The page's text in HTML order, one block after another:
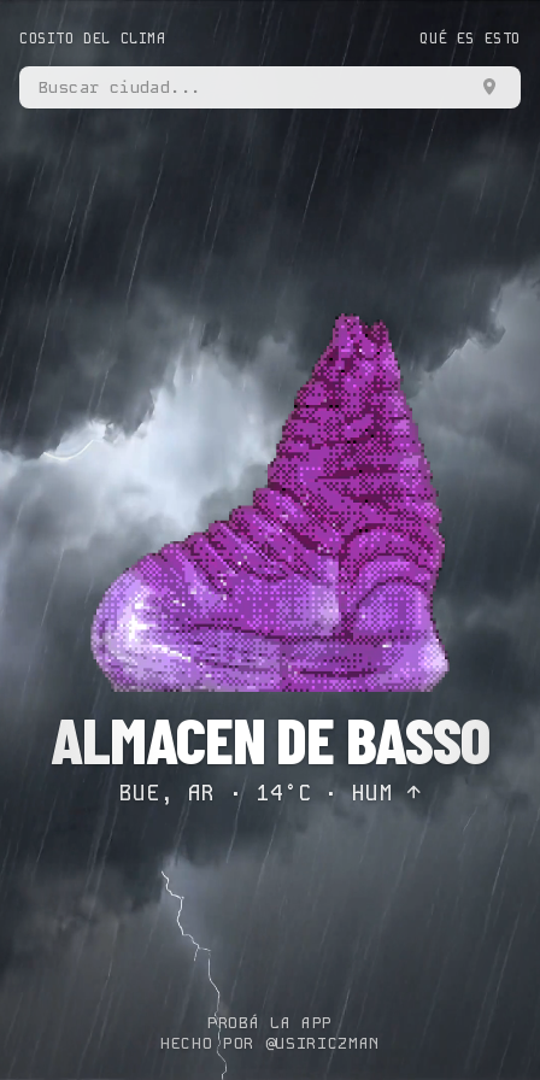
COSITO DEL CLIMA QUÉ ES ESTO
ALMACEN DE BASSO
BUE, AR · 14°C ·HUM ↑
PROBÁ LA APP
HECHO POR @USIRICZMAN